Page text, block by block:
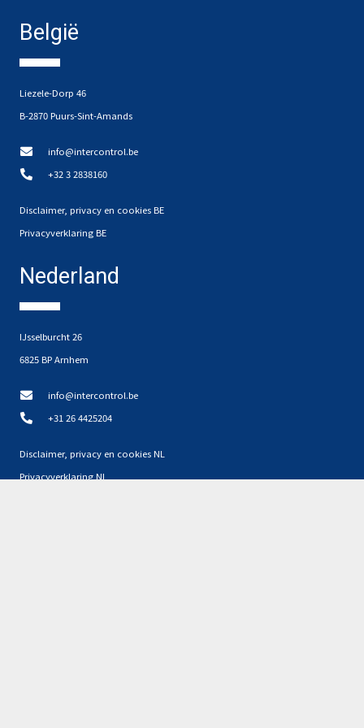
België
Liezele-Dorp 46
B-2870 Puurs-Sint-Amands
info@intercontrol.be
+32 3 2838160
Disclaimer, privacy en cookies BE
Privacyverklaring BE
Nederland
IJsselburcht 26
6825 BP Arnhem
info@intercontrol.be
+31 26 4425204
Disclaimer, privacy en cookies NL
Privacyverklaring NL